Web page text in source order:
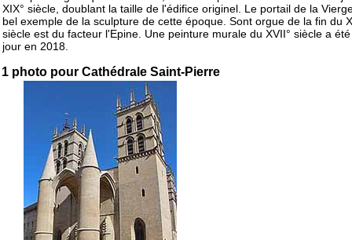
XIX° siècle, doublant la taille de l'édifice originel. Le portail de la
bel exemple de la sculpture de cette époque. Sont orgue de la fin du
siècle est du facteur l'Epine. Une peinture murale du XVII° siècle a
jour en 2018.
1 photo pour Cathédrale Saint-Pierre